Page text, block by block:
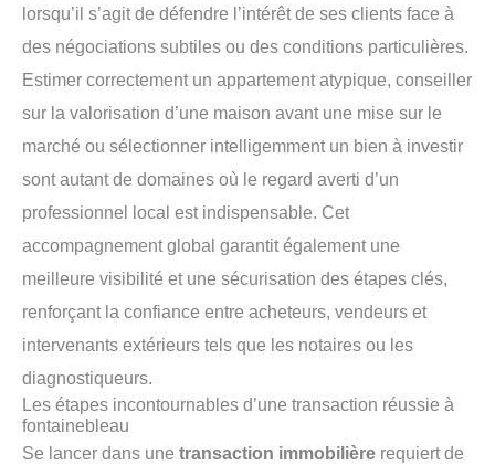
lorsqu’il s’agit de défendre l’intérêt de ses clients face à
des négociations subtiles ou des conditions particulières.
Estimer correctement un appartement atypique, conseiller
sur la valorisation d’une maison avant une mise sur le
marché ou sélectionner intelligemment un bien à investir
sont autant de domaines où le regard averti d’un
professionnel local est indispensable. Cet
accompagnement global garantit également une
meilleure visibilité et une sécurisation des étapes clés,
renforçant la confiance entre acheteurs, vendeurs et
intervenants extérieurs tels que les notaires ou les
diagnostiqueurs.
Les étapes incontournables d’une transaction réussie à
fontainebleau
Se lancer dans une transaction immobilière requiert de